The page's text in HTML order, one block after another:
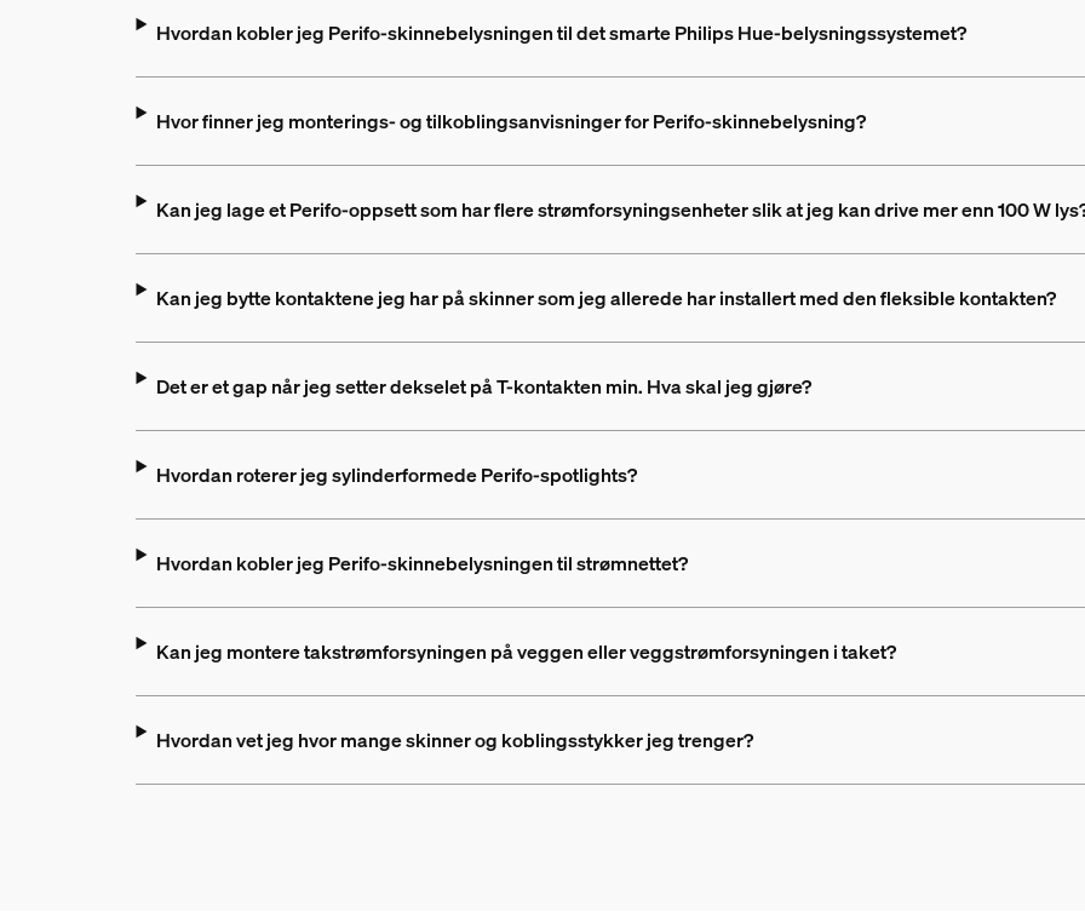
Hvordan kobler jeg Perifo-skinnebelysningen til det smarte Philips Hue-belysningssystemet?
Hvor finner jeg monterings- og tilkoblingsanvisninger for Perifo-skinnebelysning?
Kan jeg lage et Perifo-oppsett som har flere strømforsyningsenheter slik at jeg kan drive mer enn 100 W
Kan jeg bytte kontaktene jeg har på skinner som jeg allerede har installert med den fleksible kontakten?
Det er et gap når jeg setter dekselet på T-kontakten min. Hva skal jeg gjøre?
Hvordan roterer jeg sylinderformede Perifo-spotlights?
Hvordan kobler jeg Perifo-skinnebelysningen til strømnettet?
Kan jeg montere takstrømforsyningen på veggen eller veggstrømforsyningen i taket?
Hvordan vet jeg hvor mange skinner og koblingsstykker jeg trenger?